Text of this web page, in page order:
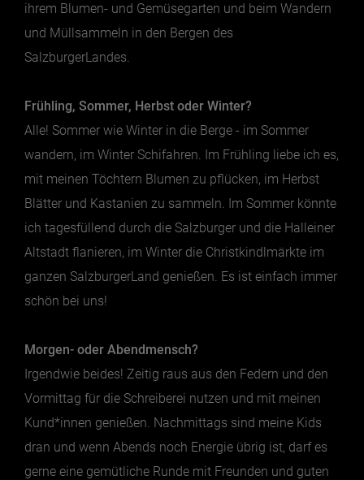
August
November
Dezember
ihrem Blumen- und Gemüsegarten und beim Wandern
und Müllsammeln in den Bergen des
SalzburgerLandes.
Frühling, Sommer, Herbst oder Winter?
Alle! Sommer wie Winter in die Berge - im Sommer
wandern, im Winter Schifahren. Im Frühling liebe ich es,
mit meinen Töchtern Blumen zu pflücken, im Herbst
Blätter und Kastanien zu sammeln. Im Sommer könnte
ich tagesfüllend durch die Salzburger und die Halleiner
Altstadt flanieren, im Winter die Christkindlmärkte im
ganzen SalzburgerLand genießen. Es ist einfach immer
schön bei uns!
Morgen- oder Abendmensch?
Irgendwie beides! Zeitig raus aus den Federn und den
Vormittag für die Schreiberei nutzen und mit meinen
Kund*innen genießen. Nachmittags sind meine Kids
dran und wenn Abends noch Energie übrig ist, darf es
gerne eine gemütliche Runde mit Freunden und guten